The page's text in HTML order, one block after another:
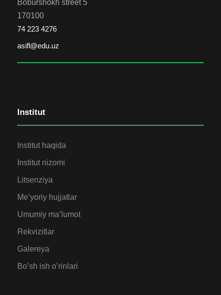
Boburshokh street 5
170100
74 223 4276
asifl@edu.uz
Institut
Institut haqida
Institut nizomi
Litsenziya
Me’yoriy hujjatlar
Umumiy ma’lumot
Rekvizitlar
Galereya
Bo’sh ish o’rinlari